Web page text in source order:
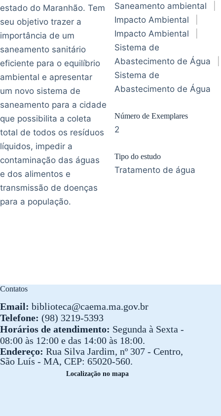
estado do Maranhão. Tem
seu objetivo trazer a
importância de um
saneamento sanitário
eficiente para o equilíbrio
ambiental e apresentar
um novo sistema de
saneamento para a cidade
que possibilita a coleta
total de todos os resíduos
líquidos, impedir a
contaminação das águas
e dos alimentos e
transmissão de doenças
para a população.
Saneamento ambiental
Impacto Ambiental
Impacto Ambiental
Sistema de
Abastecimento de Água
Sistema de
Abastecimento de Água
Número de Exemplares
2
Tipo do estudo
Tratamento de água
Contatos
Email: biblioteca@caema.ma.gov.br
Telefone: (98) 3219-5393
Horários de atendimento: Segunda à Sexta -
08:00 às 12:00 e das 14:00 às 18:00.
Endereço: Rua Silva Jardim, nº 307 - Centro,
São Luís - MA, CEP: 65020-560.
Localização no mapa